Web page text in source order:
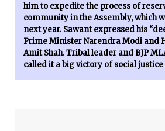
him to expedite the process of
community in the Assembly, which
next year. Sawant expressed his
Prime Minister Narendra Modi and
Amit Shah. Tribal leader and BJP
called it a big victory of social